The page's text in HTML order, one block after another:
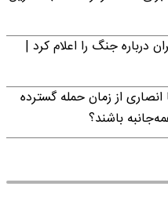
درباره جنگ را اعلام کرد |
از زمان حمله گسترده
باشند؟